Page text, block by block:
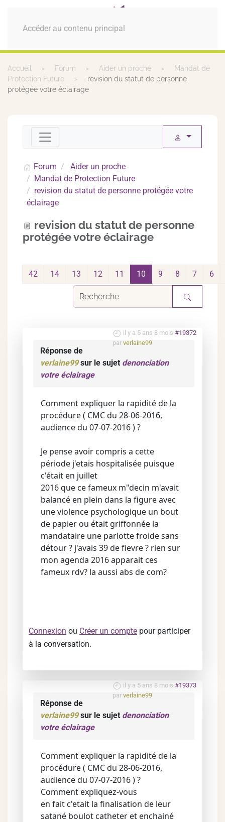
Accéder au contenu principal
MENU
Accueil Forum Aider un proche
Mandat de
Protection Future
revision du statut de personne
protégée votre éclairage
Forum
Aider un proche
Mandat de Protection Future
revision du statut de personne protégée votre
éclairage
revision du statut de personne
protégée votre éclairage
6
7
8
9
10
11
12
13
14
42
il y a 5 ans 8 mois #19372
par verlaine99
Réponse de
verlaine99sur le sujet denonciation
votre éclairage
Comment expliquer la rapidité de la
procédure ( CMC du 28-06-2016,
audience du 07-07-2016 ) ?
Je pense avoir compris a cette
période j'etais hospitalisée puisque
c'était en juillet
2016 que ce fameux m"decin m'avait
balancé en plein dans la figure avec
une violence psychologique un bout
de papier ou était griffonnée la
mandataire une parlotte froide sans
détour ? j'avais 39 de fievre ? rien sur
mon agenda 2016 apparait ces
fameux rdv? la aussi abs de com?
Connexion ou Créer un compte pour participer
à la conversation.
il y a 5 ans 8 mois #19373
par verlaine99
Réponse de
verlaine99sur le sujet denonciation
votre éclairage
Comment expliquer la rapidité de la
procédure ( CMC du 28-06-2016,
audience du 07-07-2016 ) ?
Comment expliquez-vous
en fait c'etait la finalisation de leur
satané boulot catheter et enchainé